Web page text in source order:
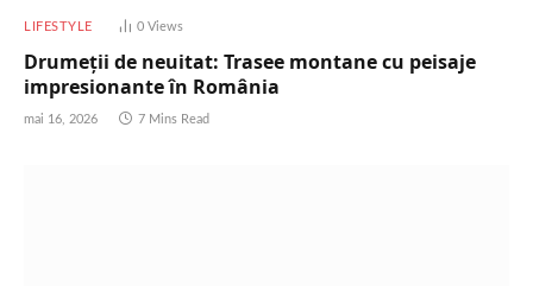
LIFESTYLE 0 Views
Drumeții de neuitat: Trasee montane cu peisaje
impresionante în România
mai 16, 2026 7 Mins Read